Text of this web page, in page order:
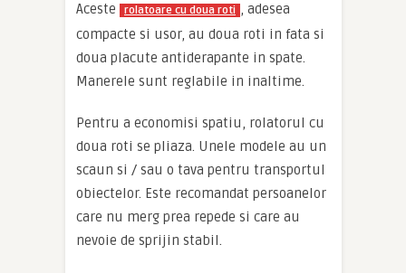
Aceste rolatoare cu doua roti , adesea
compacte si usor, au doua roti in fata si
doua placute antiderapante in spate.
Manerele sunt reglabile in inaltime.
Pentru a economisi spatiu, rolatorul cu
doua roti se pliaza. Unele modele au un
scaun si / sau o tava pentru transportul
obiectelor. Este recomandat persoanelor
care nu merg prea repede si care au
nevoie de sprijin stabil.